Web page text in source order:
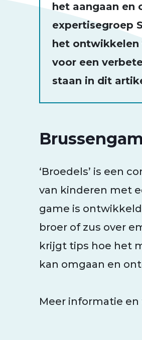
het aangaan en
expertisegroep
het ontwikkelen
voor een
staan in dit
‘Broedels’ is een
van kinderen met
game is ontwikkeld
broer of zus over
krijgt tips hoe het
kan omgaan en
Meer informatie